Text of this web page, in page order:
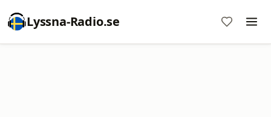
Lyssna-Radio.se